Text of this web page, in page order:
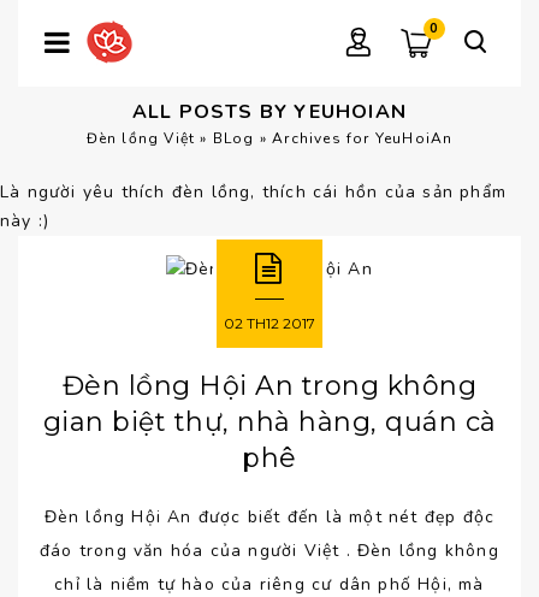
0
ALL POSTS BY YEUHOIAN
Đèn lồng Việt » BLog »Archives for YeuHoiAn
Là người yêu thích đèn lồng, thích cái hồn của sản phẩm
này :)
02 TH12 2017
Đèn lồng Hội An trong không
gian biệt thự, nhà hàng, quán cà
phê
Đèn lồng Hội An được biết đến là một nét đẹp độc
đáo trong văn hóa của người Việt . Đèn lồng không
chỉ là niềm tự hào của riêng cư dân phố Hội, mà